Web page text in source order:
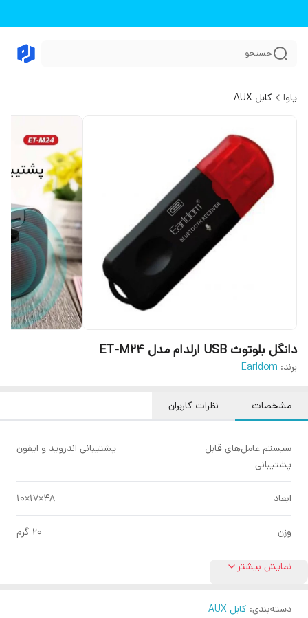
جستجو
پاوا کابل AUX
دانگل بلوتوث USB ارلدام مدل ET-M24
برند: Earldom
مشخصات نظرات کاربران
سیستم عامل‌های قابل
پشتیبانی
پشتیبانی اندروید و ایفون
ابعاد ۴۸×۱۷×۱۰
وزن ۲۰ گرم
نمایش بیشتر
دسته‌بندی: کابل AUX